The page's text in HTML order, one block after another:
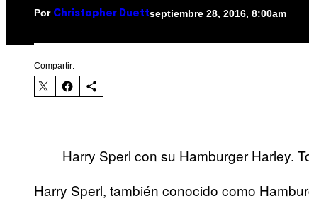
Por Christopher Duettseptiembre 28, 2016, 8:00am
Compartir:
Harry Sperl con su Hamburger Harley.
Harry Sperl, también conocido como